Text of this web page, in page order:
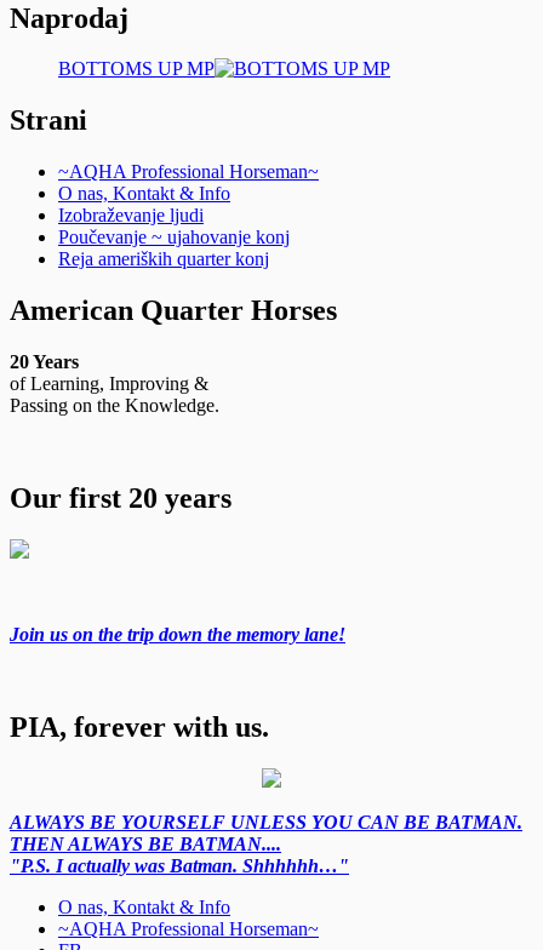
Naprodaj
BOTTOMS UP MP
Strani
~AQHA Professional Horseman~
O nas, Kontakt & Info
Izobraževanje ljudi
Poučevanje ~ ujahovanje konj
Reja ameriških quarter konj
American Quarter Horses
20 Years
of Learning, Improving &
Passing on the Knowledge.
Our first 20 years
Join us on the trip down the memory lane!
PIA, forever with us.
ALWAYS BE YOURSELF UNLESS YOU CAN BE BATMAN.
THEN ALWAYS BE BATMAN....
"P.S. I actually was Batman. Shhhhhh…"
O nas, Kontakt & Info
~AQHA Professional Horseman~